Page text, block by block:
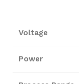
Voltage
Power